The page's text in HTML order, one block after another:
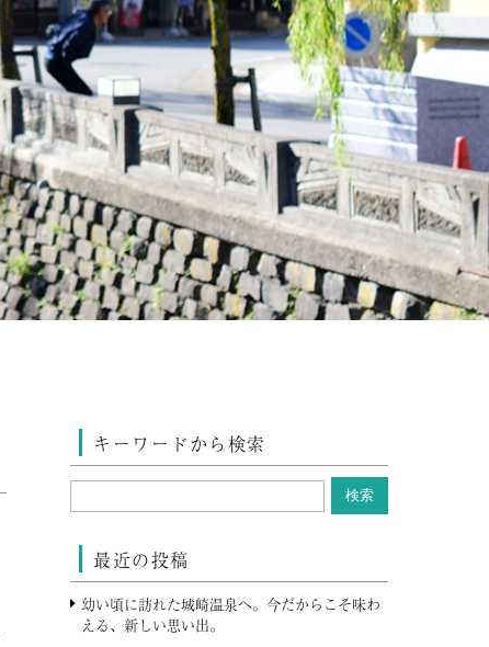
キーワードから検索
最近の投稿
幼い頃に訪れた城崎温泉へ。今だからこそ味わ
える、新しい思い出。